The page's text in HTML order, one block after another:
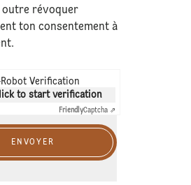
outre révoquer
ton consentement à
Verification
to start verification
FriendlyCaptcha ⇗
ENVOYER